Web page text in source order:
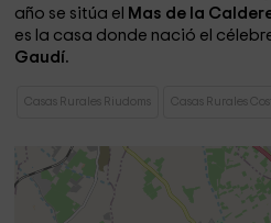
año se sitúa el
Mas de la
es la casa donde nació el
Gaudí.
Casas Rurales Riudoms Casas Rurales